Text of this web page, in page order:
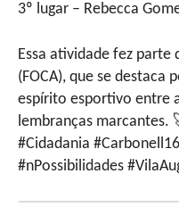
3º lugar – Rebecca
Essa atividade fez parte
(FOCA), que se destaca
espírito esportivo entre
lembranças marcantes.
#Cidadania
#nPossibilidades